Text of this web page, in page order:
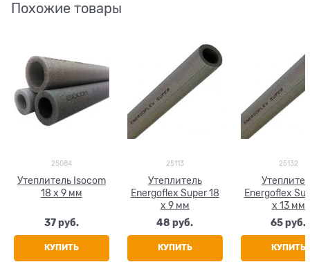
Похожие товары
25084
Утеплитель Isocom
18 x 9 мм
37 руб.
КУПИТЬ
25113
Утеплитель
Energoflex Super 18
x 9 мм
48 руб.
КУПИТЬ
25132
Energoflex
x 13 мм
65 руб.
КУПИТЬ